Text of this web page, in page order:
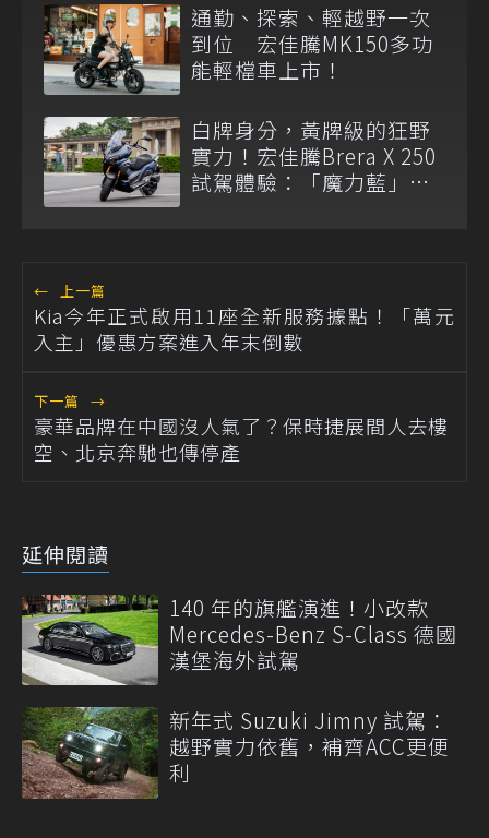
通勤、探索、輕越野一次
到位 宏佳騰MK150多功
能輕檔車上市！
白牌身分，黃牌級的狂野
實力！宏佳騰Brera X 250
試駕體驗：「魔力藍」歐
← 上一篇
Kia今年正式啟用11座全新服務據點！「萬元
入主」優惠方案進入年末倒數
下一篇 →
豪華品牌在中國沒人氣了？保時捷展間人去樓
空、北京奔馳也傳停產
延伸閱讀
140 年的旗艦演進！小改款
Mercedes-Benz S-Class 德國
漢堡海外試駕
新年式 Suzuki Jimny 試駕：
越野實力依舊，補齊ACC更便
利